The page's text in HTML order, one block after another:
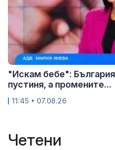
"Искам бебе":
пустиня, а промените...
11:45 • 07.08.26
Четени